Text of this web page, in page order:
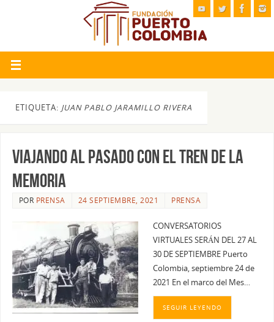
ETIQUETA: JUAN PABLO JARAMILLO RIVERA
VIAJANDO AL PASADO CON EL TREN DE LA
MEMORIA
POR PRENSA 24 SEPTIEMBRE, 2021 PRENSA
CONVERSATORIOS
VIRTUALES SERÁN DEL 27 AL
30 DE SEPTIEMBRE Puerto
Colombia, septiembre 24 de
2021 En el marco del Mes…
SEGUIR LEYENDO